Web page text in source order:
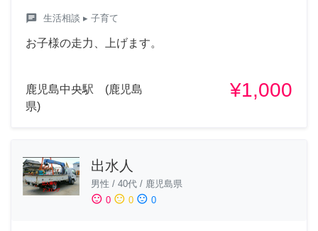
chat 生活相談 ▸ 子育て
お子様の走力、上げます。
鹿児島中央駅 (鹿児島
県)
¥1,000
出水人
男性 / 40代 / 鹿児島県
sentiment_satisfied 0 sentiment_neutral 0 sentiment_dissatisfied 0